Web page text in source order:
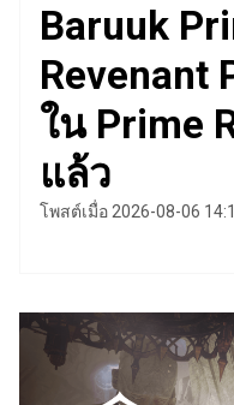
Baruuk
Revenant
ใน Prime
แล้ว
โพสต์เมื่อ 2026-08-06